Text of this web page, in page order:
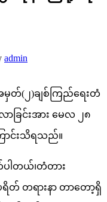
admin
မှတ်(၂)ချစ်ကြည်ရေးတံ
ြင်းအား မေလ ၂၈
ာင်းသိရသည်။
ါတယ်၊တံတား
ရိတ် တရားနာ တာ​တော့ရှိ